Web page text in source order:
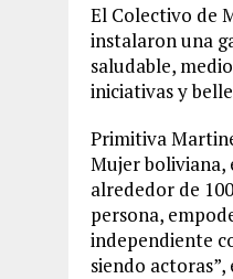
El Colectivo de
instalaron una
saludable,
iniciativas y
Primitiva
Mujer boliviana,
alrededor de
persona,
independiente
siendo actoras”,